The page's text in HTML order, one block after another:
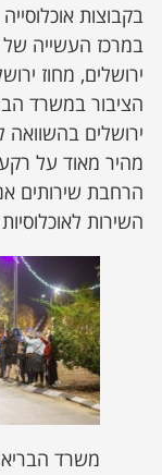
בקבוצות
במרכז העשייה של
ירושלים, מחוז
הציבור במשרד
ירושלים בהשוואה
מהיר מאוד על
הרחבת שירותים
השירות
משרד